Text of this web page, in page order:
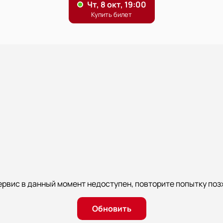
в данный момент недоступен, повторите попытку
Обновить